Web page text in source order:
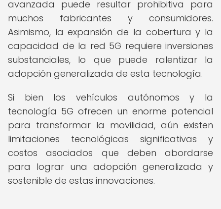
avanzada puede resultar prohibitiva para
muchos fabricantes y consumidores.
Asimismo, la expansión de la cobertura y la
capacidad de la red 5G requiere inversiones
substanciales, lo que puede ralentizar la
adopción generalizada de esta tecnología.
Si bien los vehículos autónomos y la
tecnología 5G ofrecen un enorme potencial
para transformar la movilidad, aún existen
limitaciones tecnológicas significativas y
costos asociados que deben abordarse
para lograr una adopción generalizada y
sostenible de estas innovaciones.